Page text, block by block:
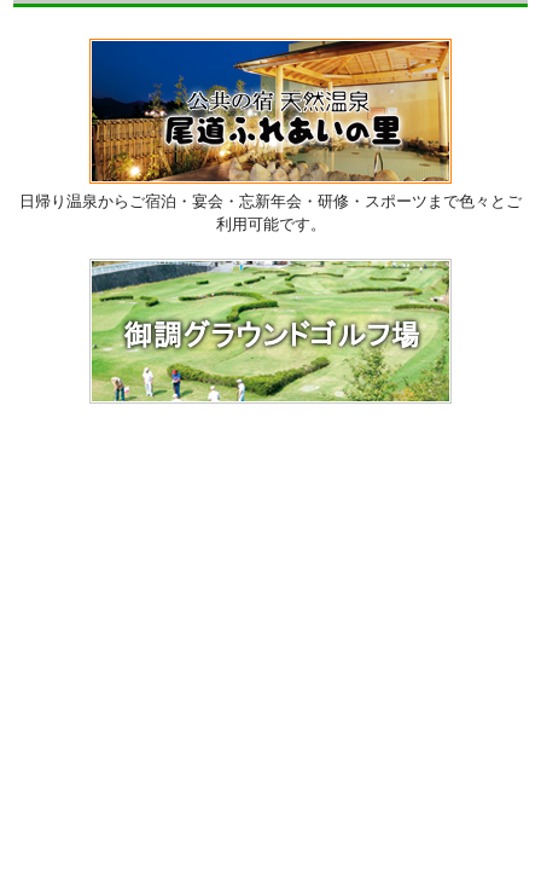
日帰り温泉からご宿泊・宴会・忘新年会・研修・スポーツまで色々とご
利用可能です。